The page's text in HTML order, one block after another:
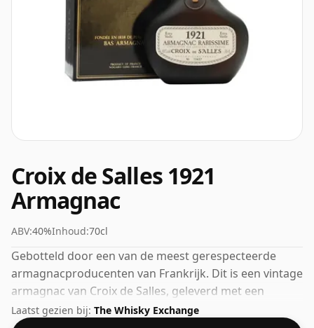
Croix de Salles 1921
Armagnac
ABV:40%Inhoud:70cl
Gebotteld door een van de meest gerespecteerde
armagnacproducenten van Frankrijk. Dit is een vintage
armagnac van Croix de Salles, geleverd met een
sterkte van 40% in een fles van 70 cl.
Laatst gezien bij: The Whisky Exchange